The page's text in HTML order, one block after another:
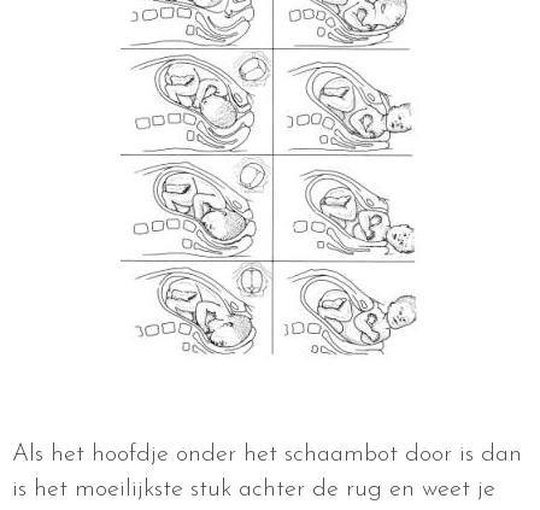
Als het hoofdje onder het schaambot door is dan
is het moeilijkste stuk achter de rug en weet je